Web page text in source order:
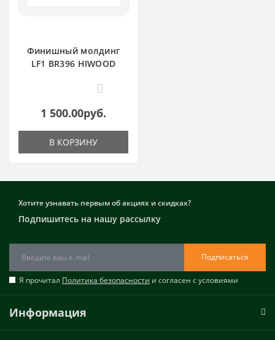
Финишный молдинг
LF1 BR396 HIWOOD
0
1 500.00руб.
В КОРЗИНУ
Хотите узнавать первым об акциях и скидках?
Подпишитесь на нашу рассылку
Подписаться
Я прочитал Политика безопасности и согласен с условиями
Информация